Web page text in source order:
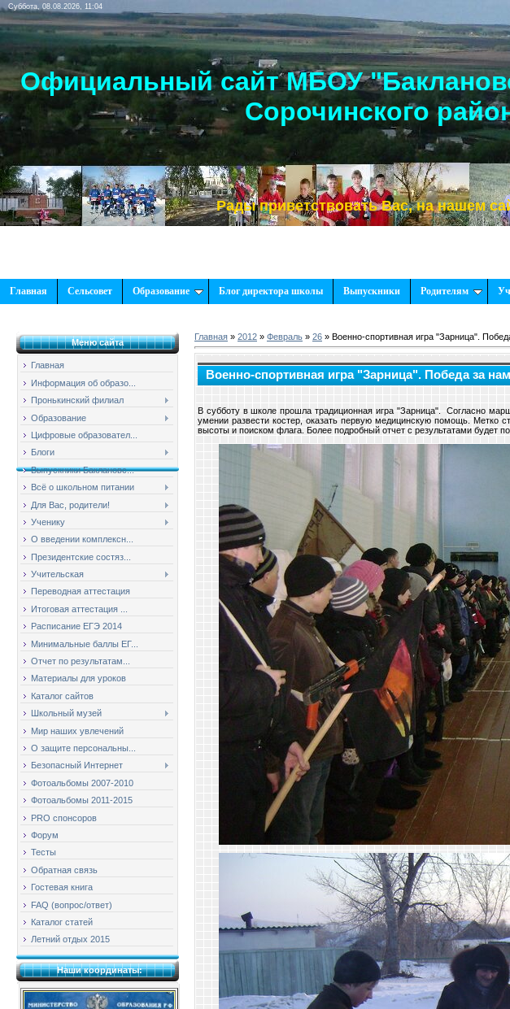
Суббота, 08.08.2026, 11:04
Официальный сайт МБОУ
Сорочинского
Рады приветствовать Вас, на нашем сайте!
Главная Сельсовет Образование Блог директора школы Выпускники Родителям
Меню сайта
Главная
Информация об образо...
Пронькинский филиал
Образование
Цифровые образовател...
Блоги
Выпускники Баклановс...
Всё о школьном питании
Для Вас, родители!
Ученику
О введении комплексн...
Президентские состяз...
Учительская
Переводная аттестация
Итоговая аттестация ...
Расписание ЕГЭ 2014
Минимальные баллы ЕГ...
Отчет по результатам...
Материалы для уроков
Каталог сайтов
Школьный музей
Мир наших увлечений
О защите персональны...
Безопасный Интернет
Фотоальбомы 2007-2010
Фотоальбомы 2011-2015
PRO спонсоров
Форум
Тесты
Обратная связь
Гостевая книга
FAQ (вопрос/ответ)
Каталог статей
Летний отдых 2015
Наши координаты:
Главная » 2012 » Февраль » 26 » Военно-спортивная игра "Зарница".
Военно-спортивная игра "Зарница". Победа за
В субботу в школе прошла традиционная игра "Зарница". Согласно
умении развести костер, оказать первую медицинскую помощь. Метко
высоты и поиском флага. Более подробный отчет с результатами будет